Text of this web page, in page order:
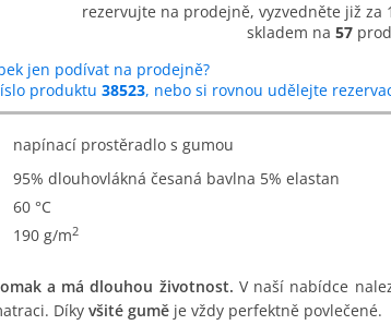
rezervujte na prodejně, vyzvedněte již za
skladem na 57
jen podívat na prodejně?
produktu 38523, nebo si rovnou udělejte
napínací prostěradlo s gumou
95% dlouhovlákná česaná bavlna 5% elastan
60 °C
190 g/m2
a má dlouhou životnost. V naší nabídce
Díkyvšité gumě je vždy perfektně povlečené.